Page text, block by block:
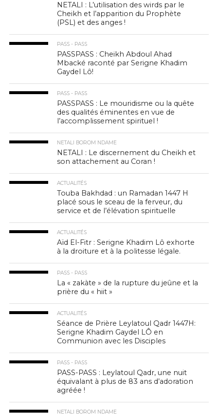
NETALI : L’utilisation des wirds par le
Cheikh et l’apparition du Prophète
(PSL) et des anges !
PASS - PASS
PASSPASS : Cheikh Abdoul Ahad
Mbacké raconté par Serigne Khadim
Gaydel Lô!
PASS - PASS
PASSPASS : Le mouridisme ou la quête
des qualités éminentes en vue de
l’accomplissement spirituel !
NETALI BOROM NDAME
NETALI : Le discernement du Cheikh et
son attachement au Coran !
ACTUALITÉS
Touba Bakhdad : un Ramadan 1447 H
placé sous le sceau de la ferveur, du
service et de l’élévation spirituelle
ACTUALITÉS
Aïd El-Fitr : Serigne Khadim Lô exhorte
à la droiture et à la politesse légale.
PASS - PASS
La « zakàte » de la rupture du jeûne et la
prière du « hiit »
ACTUALITÉS
Séance de Prière Leylatoul Qadr 1447H:
Serigne Khadim Gaydel LÔ en
Communion avec les Disciples
PASS - PASS
PASS-PASS : Leylatoul Qadr, une nuit
équivalant à plus de 83 ans d’adoration
agréée !
NETALI BOROM NDAME